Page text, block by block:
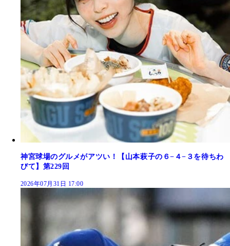
神宮球場のグルメがアツい！【山本萩子の６−４−３を待ちわ
びて】第229回
2026年07月31日 17:00